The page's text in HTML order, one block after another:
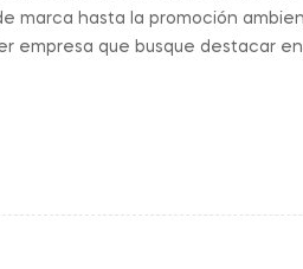
marca hasta la promoción
empresa que busque destacar